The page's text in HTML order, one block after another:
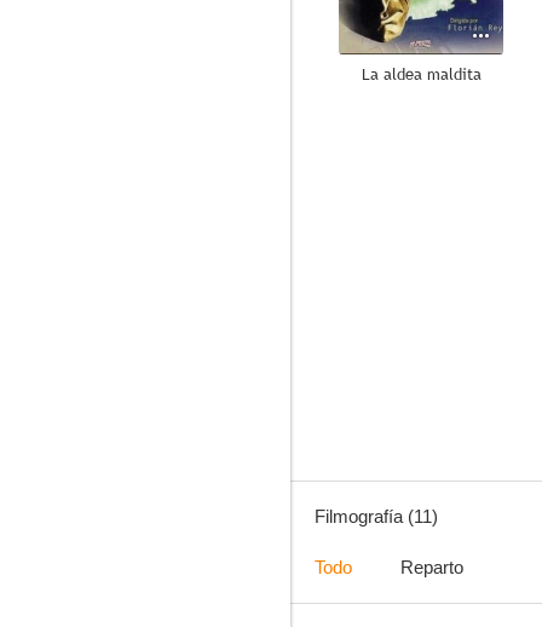
La aldea maldita
Filmografía (11)
Todo Reparto